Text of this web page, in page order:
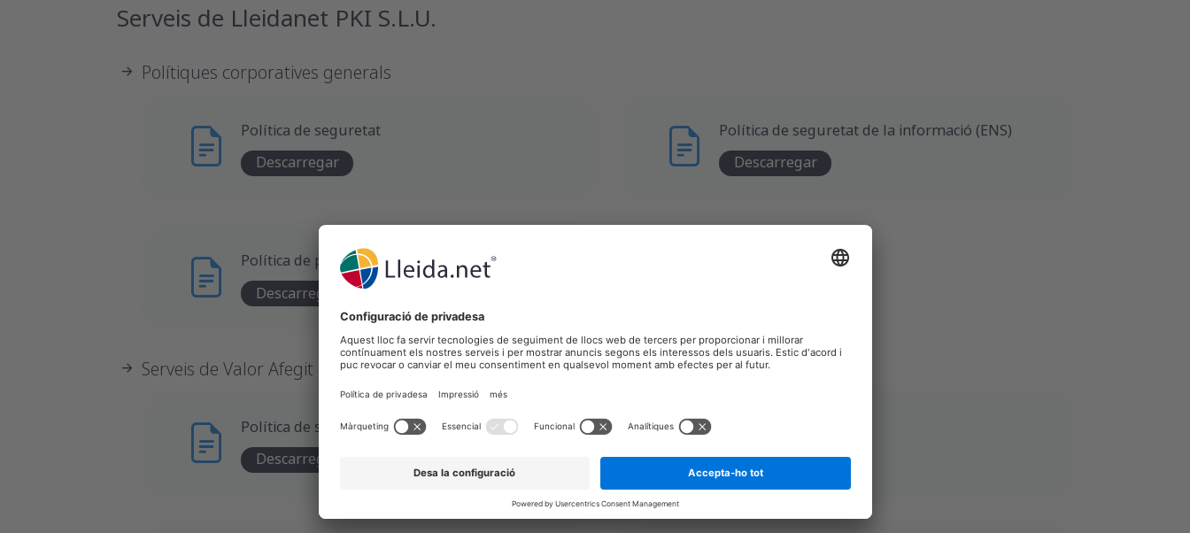
Serveis de Lleidanet PKI S.L.U.
Polítiques corporatives generals
Política de seguretat
Descarregar
Política de seguretat de la informació (ENS)
Descarregar
Política de privacitat
Descarregar
Serveis de Valor Afegit (SVA)
Política de seguretat
Descarregar
Descarregar